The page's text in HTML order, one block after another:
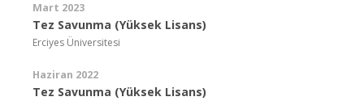
Mart 2023
Tez Savunma (Yüksek Lisans)
Erciyes Üniversitesi
Haziran 2022
Tez Savunma (Yüksek Lisans)